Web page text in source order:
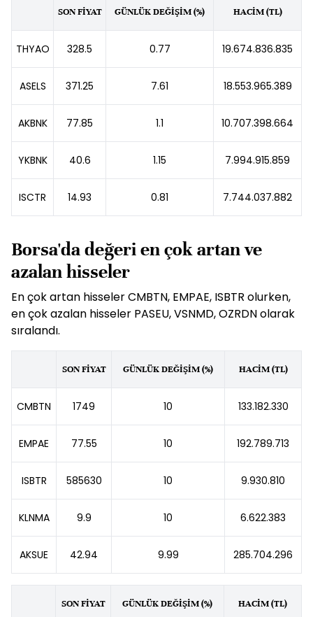
SON FİYAT GÜNLÜK DEĞİŞİM (%) HACİM (TL)
THYAO 328.5 0.77 19.674.836.835
ASELS 371.25 7.61 18.553.965.389
AKBNK 77.85 1.1 10.707.398.664
YKBNK 40.6 1.15 7.994.915.859
ISCTR 14.93 0.81 7.744.037.882
Borsa'da değeri en çok artan ve
azalan hisseler
En çok artan hisseler CMBTN, EMPAE, ISBTR olurken,
en çok azalan hisseler PASEU, VSNMD, OZRDN olarak
sıralandı.
SON FİYAT GÜNLÜK DEĞİŞİM (%) HACİM (TL)
CMBTN 1749 10 133.182.330
EMPAE 77.55 10 192.789.713
ISBTR 585630 10 9.930.810
KLNMA 9.9 10 6.622.383
AKSUE 42.94 9.99 285.704.296
SON FİYAT GÜNLÜK DEĞİŞİM (%) HACİM (TL)